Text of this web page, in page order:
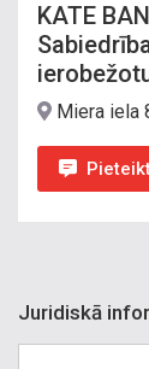
KATE
Miera iela
Juridiskā